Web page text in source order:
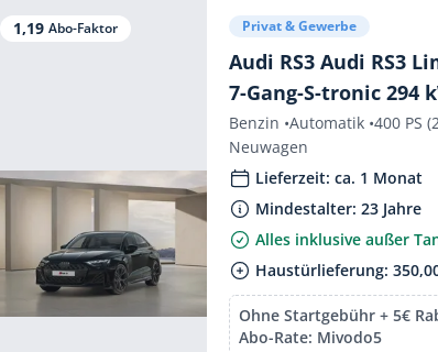
1,19 Abo-Faktor Privat & Gewerbe
Audi RS3 Audi RS3
7-Gang-S-tronic 294
Benzin •Automatik •400 PS
Neuwagen
Lieferzeit: ca. 1 Monat
Mindestalter: 23 Jahre
Alles inklusive außer
Haustürlieferung:
Ohne Startgebühr + 5€
Abo-Rate: Mivodo5